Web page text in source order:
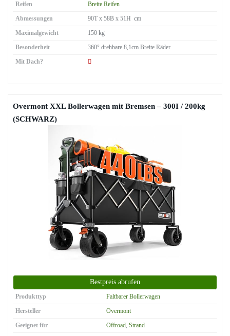
Reifen
Breite Reifen
Abmessungen
90T x 58B x 51H cm
Maximalgewicht
150 kg
Besonderheit
360° drehbare 8,1cm Breite Räder
Mit Dach?
Overmont XXL Bollerwagen mit Bremsen – 300I / 200kg
(SCHWARZ)
Produkttyp
Faltbarer Bollerwagen
Hersteller
Overmont
Geeignet für
Offroad, Strand